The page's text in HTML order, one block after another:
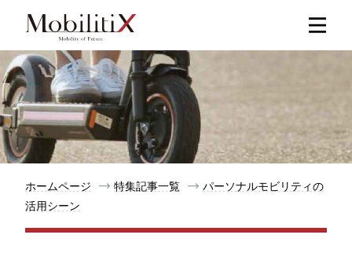
人気記事
特集記事
モビリティ
ホームページ 特集記事一覧
パーソナルモビリティの
活用シーン